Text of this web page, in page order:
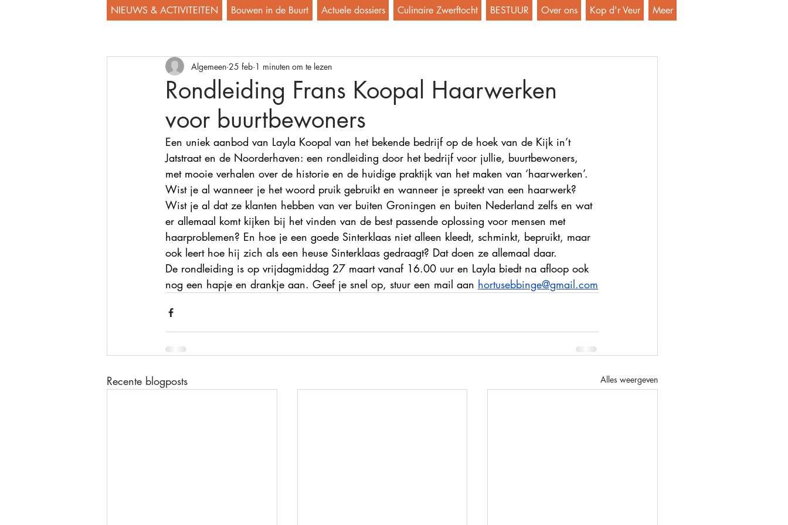
NIEUWS & ACTIVITEITEN Bouwen in de Buurt Actuele dossiers Culinaire Zwerftocht BESTUUR Over ons Kop d'r Veur Meer
Rondleiding Frans Koopal Haarwerken
voor buurtbewoners
Algemeen 25 feb 1 minuten om te lezen
Een uniek aanbod van Layla Koopal van het bekende bedrijf op de hoek van de Kijk in’t
Jatstraat en de Noorderhaven: een rondleiding door het bedrijf voor jullie, buurtbewoners,
met mooie verhalen over de historie en de huidige praktijk van het maken van ‘haarwerken’.
Wist je al wanneer je het woord pruik gebruikt en wanneer je spreekt van een haarwerk?
Wist je al dat ze klanten hebben van ver buiten Groningen en buiten Nederland zelfs en wat
er allemaal komt kijken bij het vinden van de best passende oplossing voor mensen met
haarproblemen? En hoe je een goede Sinterklaas niet alleen kleedt, schminkt, bepruikt, maar
ook leert hoe hij zich als een heuse Sinterklaas gedraagt? Dat doen ze allemaal daar.
De rondleiding is op vrijdagmiddag 27 maart vanaf 16.00 uur en Layla biedt na afloop ook
nog een hapje en drankje aan. Geef je snel op, stuur een mail aan hortusebbinge@gmail.com
Recente blogposts Alles weergeven